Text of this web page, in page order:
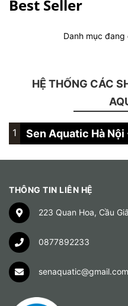
Best Seller
Danh mục
HỆ THỐNG CÁC
1 Sen Aquatic Hà Nội
THÔNG TIN LIÊN HỆ
223 Quan Hoa, Cầu
0877892233
senaquatic@gmail.com